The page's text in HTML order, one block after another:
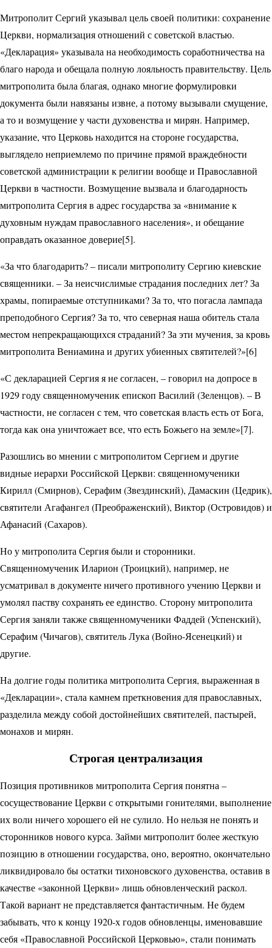
Митрополит Сергий указывал цель своей политики: сохранение
Церкви, нормализация отношений с советской властью.
«Декларация» указывала на необходимость соработничества на
благо народа и обещала полную лояльность правительству. Цель
митрополита была благая, однако многие формулировки
документа были навязаны извне, а потому вызывали смущение,
а то и возмущение у части духовенства и мирян. Например,
указание, что Церковь находится на стороне государства,
выглядело неприемлемо по причине прямой враждебности
советской администрации к религии вообще и Православной
Церкви в частности. Возмущение вызвала и благодарность
митрополита Сергия в адрес государства за «внимание к
духовным нуждам православного населения», и обещание
оправдать оказанное доверие[5].
«За что благодарить? – писали митрополиту Сергию киевские
священники. – За неисчислимые страдания последних лет? За
храмы, попираемые отступниками? За то, что погасла лампада
преподобного Сергия? За то, что северная наша обитель стала
местом непрекращающихся страданий? За эти мучения, за кровь
митрополита Вениамина и других убиенных святителей?»[6]
«С декларацией Сергия я не согласен, – гово­рил на допросе в
1929 году священномученик епископ Василий (Зеленцов). – В
частности, не согласен с тем, что советская власть есть от Бога,
тогда как она уничтожает все, что есть Божьего на земле»[7].
Разошлись во мнении с митрополитом Сергием и другие
видные иерархи Российской Церкви: священномученики
Кирилл (Смирнов), Серафим (Звездинский), Дамаскин (Цедрик),
святители Агафангел (Преображенский), Виктор (Островидов) и
Афанасий (Сахаров).
Но у митрополита Сергия были и сторонники.
Священномученик Иларион (Троицкий), например, не
усматривал в документе ничего противного учению Церкви и
умолял паству сохранять ее единство. Сторону митрополита
Сергия заняли также священномученики Фаддей (Успенский),
Серафим (Чичагов), святитель Лука (Войно-Ясенецкий) и
другие.
На долгие годы политика митрополита Сергия, выраженная в
«Декларации», стала камнем преткновения для православных,
разделила между собой достойнейших святителей, пастырей,
монахов и мирян.
Строгая централизация
Позиция противников митрополита Сергия понятна –
сосуществование Церкви с открытыми гонителями, выполнение
их воли ничего хорошего ей не сулило. Но нельзя не понять и
сторонников нового курса. Займи митрополит более жесткую
позицию в отношении государства, оно, вероятно, окончательно
ликвидировало бы остатки тихоновского духовенства, оставив в
качестве «законной Церкви» лишь обновленческий раскол.
Такой вариант не представляется фантастичным. Не будем
забывать, что к концу 1920-х годов обновленцы, именовавшие
себя «Православной Российской Церковью», стали понимать